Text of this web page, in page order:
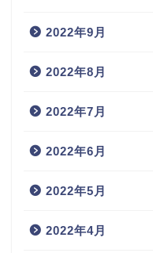
2022年9月
2022年8月
2022年7月
2022年6月
2022年5月
2022年4月